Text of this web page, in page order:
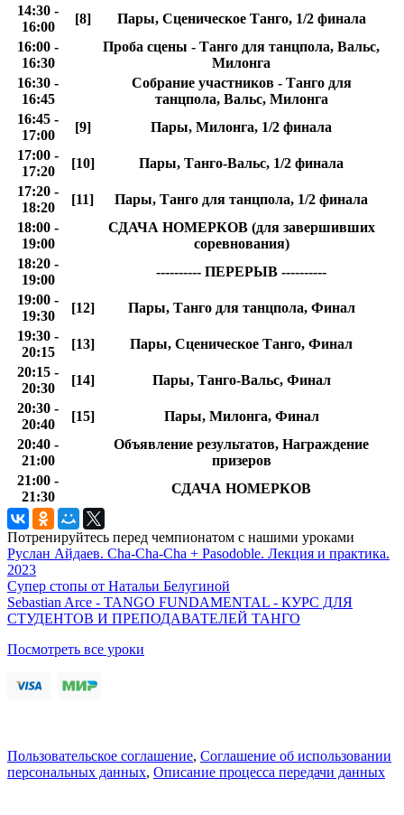
14:30 -
16:00
[8]
Пары, Сценическое Танго, 1/2 финала
16:00 -
16:30
Проба сцены - Танго для танцпола, Вальс,
Милонга
16:30 -
16:45
Собрание участников - Танго для
танцпола, Вальс, Милонга
16:45 -
17:00
[9]
Пары, Милонга, 1/2 финала
17:00 -
17:20
[10]
Пары, Танго-Вальс, 1/2 финала
17:20 -
18:20
[11]
Пары, Танго для танцпола, 1/2 финала
18:00 -
19:00
СДАЧА НОМЕРКОВ (для завершивших
соревнования)
18:20 -
19:00
---------- ПЕРЕРЫВ ----------
19:00 -
19:30
[12]
Пары, Танго для танцпола, Финал
19:30 -
20:15
[13]
Пары, Сценическое Танго, Финал
20:15 -
20:30
[14]
Пары, Танго-Вальс, Финал
20:30 -
20:40
[15]
Пары, Милонга, Финал
20:40 -
21:00
Объявление результатов, Награждение
призеров
21:00 -
21:30
СДАЧА НОМЕРКОВ
Потренируйтесь перед чемпионатом с нашими уроками
Руслан Айдаев. Cha-Cha-Cha + Pasodoble. Лекция и практика.
2023
Супер стопы от Натальи Белугиной
Sebastian Arce - TANGO FUNDAMENTAL - КУРС ДЛЯ
СТУДЕНТОВ И ПРЕПОДАВАТЕЛЕЙ ТАНГО
Посмотреть все уроки
Пользовательское соглашение, Соглашение об использовании
персональных данных, Описание процесса передачи данных